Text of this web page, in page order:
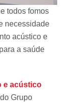
todos fomos
necessidade
acústico e
a saúde
e acústico
Grupo